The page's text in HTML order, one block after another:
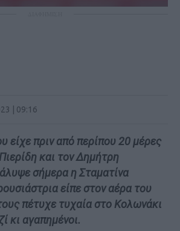
| 09:16
είχε πριν από περίπου 20 μέρες
και τον Δημήτρη
σήμερα η Σταματίνα
είπε στον αέρα του
πέτυχε τυχαία στο Κολωνάκι
κι αγαπημένοι.